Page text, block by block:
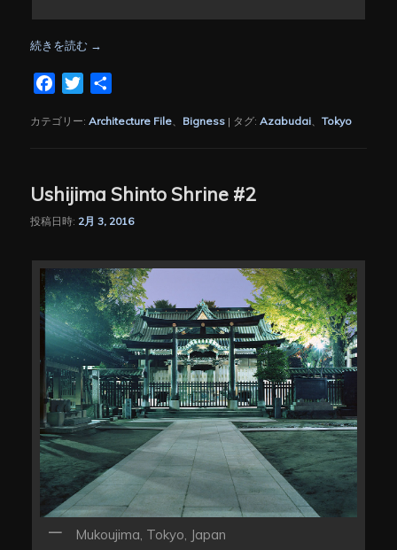
続きを読む →
FacebookTwitter
カテゴリー: Architecture File Bigness | タグ: Azabudai 、Tokyo
Ushijima Shinto Shrine #2
投稿日時: 2月 3, 2016
Mukoujima, Tokyo, Japan